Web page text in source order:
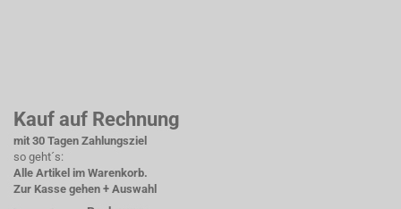
Kauf auf Rechnung
mit 30 Tagen Zahlungsziel
so geht´s:
Alle Artikel im Warenkorb.
Zur Kasse gehen + Auswahl